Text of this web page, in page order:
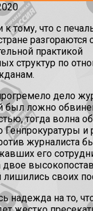
тому, что с
разгораются
практикой
структур по
дело
был ложно
тогда волна
Генпрокуратуры
журналиста
его
двое
лишились своих
надежда на то,